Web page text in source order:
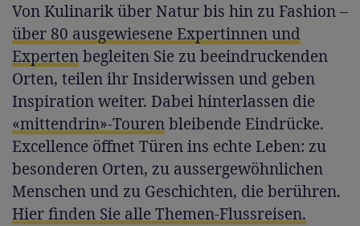
Von Kulinarik über Natur bis hin zu Fashion –
über 80 ausgewiesene Expertinnen und
Expertenbegleiten Sie zu beeindruckenden
Orten, teilen ihr Insiderwissen und geben
Inspiration weiter. Dabei hinterlassen die
«mittendrin»-Tourenbleibende Eindrücke.
Excellence öffnet Türen ins echte Leben: zu
besonderen Orten, zu aussergewöhnlichen
Menschen und zu Geschichten, die berühren.
Hier finden Sie alle Themen-Flussreisen.